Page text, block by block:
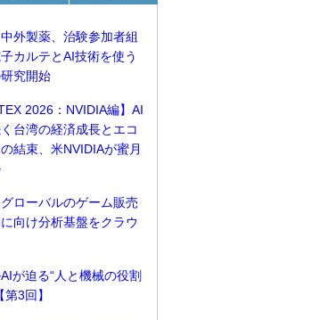
外製薬、治験参加者組
カルテとAI技術を使う
究開始
2026：NVIDIA編】AI
台湾の経済成長とエコ
結束、米NVIDIAが蜜月
ローバルのゲーム販売
向け分析基盤をクラウ
が迫る“人と機械の役割
3回】